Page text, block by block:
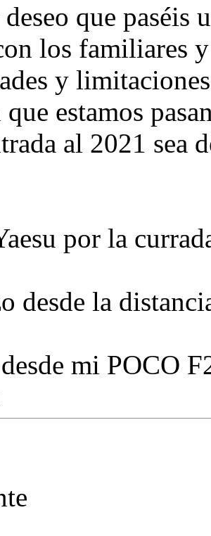
que paséis
los familiares
y
estamos
al 2021 sea
por la
desde la
mi POCO